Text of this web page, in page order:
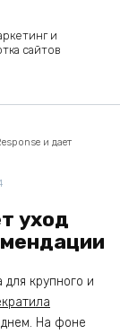
и
сайтов
и дает
уход
крупного и
На фоне